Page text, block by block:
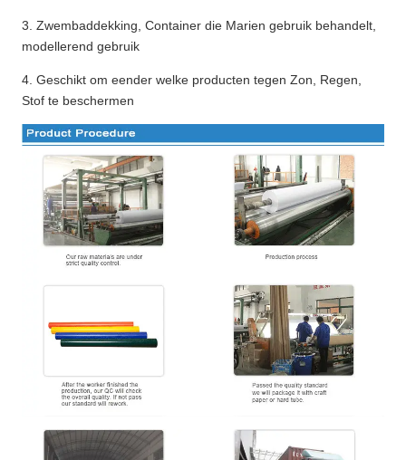
De Certificatie van Fr
Het nat maken van
Spanning
≥ Drukcapaciteit
3. Zwembaddekking, Container die Marien gebruik behandelt,
modellerend gebruik
4. Geschikt om eender welke producten tegen Zon, Regen,
Stof te beschermen